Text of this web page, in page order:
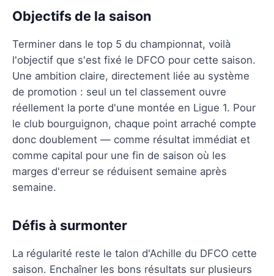
Objectifs de la saison
Terminer dans le top 5 du championnat, voilà
l'objectif que s'est fixé le DFCO pour cette saison.
Une ambition claire, directement liée au système
de promotion : seul un tel classement ouvre
réellement la porte d'une montée en Ligue 1. Pour
le club bourguignon, chaque point arraché compte
donc doublement — comme résultat immédiat et
comme capital pour une fin de saison où les
marges d'erreur se réduisent semaine après
semaine.
Défis à surmonter
La régularité reste le talon d'Achille du DFCO cette
saison. Enchaîner les bons résultats sur plusieurs